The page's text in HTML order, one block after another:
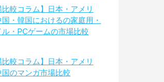
比較コラム】日本・アメリ
国・韓国におけるの家庭用・
ル・PCゲームの市場比較
比較コラム】日本・アメリ
国のマンガ市場比較